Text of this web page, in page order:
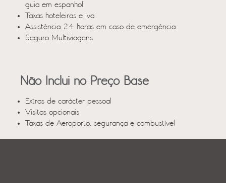
guia em espanhol
Taxas hoteleiras e Iva
Assistência 24 horas em caso de emergência
Seguro Multiviagens
Não Inclui no Preço Base
Extras de carácter pessoal
Visitas opcionais
Taxas de Aeroporto, segurança e combustível